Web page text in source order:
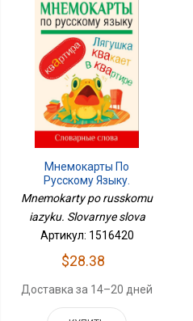
Мнемокарты По
Русскому Языку.
Словарные Слова
Mnemokarty po russkomu
iazyku. Slovarnye slova
Артикул: 1516420
$28.38
Доставка за 14–20 дней